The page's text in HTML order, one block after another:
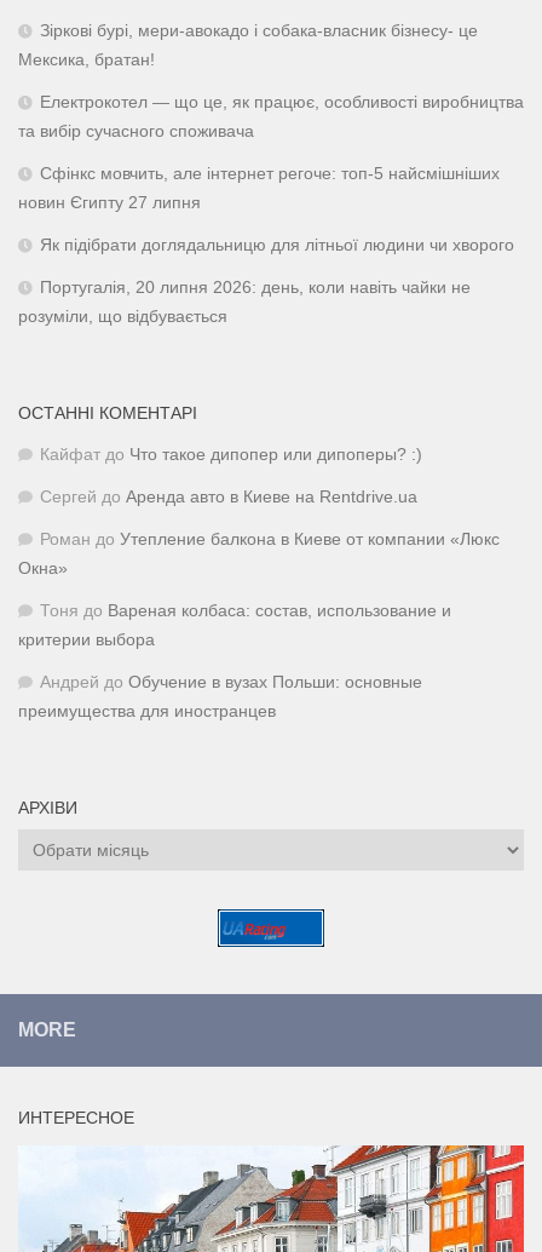
Зіркові бурі, мери-авокадо і собака-власник бізнесу- це
Мексика, братан!
Електрокотел — що це, як працює, особливості виробництва
та вибір сучасного споживача
Сфінкс мовчить, але інтернет регоче: топ-5 найсмішніших
новин Єгипту 27 липня
Як підібрати доглядальницю для літньої людини чи хворого
Португалія, 20 липня 2026: день, коли навіть чайки не
розуміли, що відбувається
ОСТАННІ КОМЕНТАРІ
Кайфат до Что такое дипопер или дипоперы? :)
Сергей до Аренда авто в Киеве на Rentdrive.ua
Роман до Утепление балкона в Киеве от компании «Люкс
Окна»
Тоня до Вареная колбаса: состав, использование и
критерии выбора
Андрей до Обучение в вузах Польши: основные
преимущества для иностранцев
АРХІВИ
Архіви
MORE
ИНТЕРЕСНОЕ